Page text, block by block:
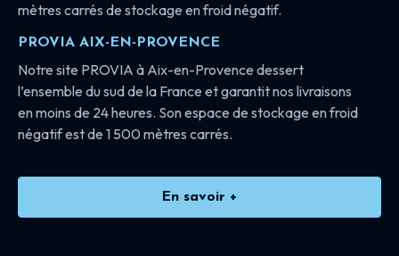
mètres carrés de stockage en froid négatif.
PROVIA AIX-EN-PROVENCE
Notre site PROVIA à Aix-en-Provence dessert
l’ensemble du sud de la France et garantit nos livraisons
en moins de 24 heures. Son espace de stockage en froid
négatif est de 1 500 mètres carrés.
En savoir +